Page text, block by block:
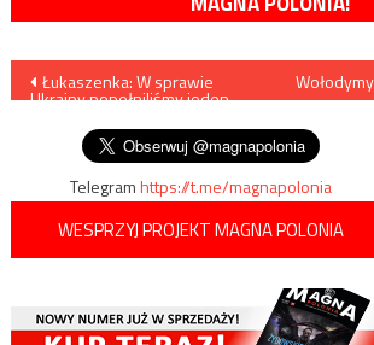
Nawigacja
wpisu
Łukaszenka: W sprawie
Ukrainy popełniliśmy jeden
Telegramhttps://t.me/magnapolonia
WESPRZYJ PROJEKT MAGNA POLONIA